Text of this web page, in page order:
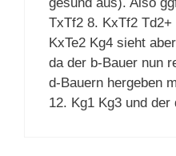
TxTf2 8. KxTf2 Td2+
KxTe2 Kg4 sieht
da der b-Bauer nun
d-Bauern hergeben
12. Kg1 Kg3 und